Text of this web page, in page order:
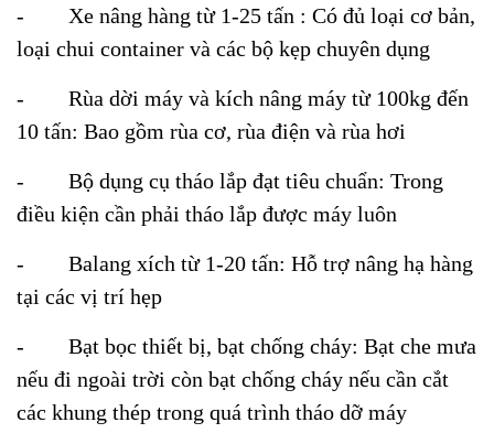
- Xe nâng hàng từ 1-25 tấn : Có đủ loại cơ bản,
loại chui container và các bộ kẹp chuyên dụng
- Rùa dời máy và kích nâng máy từ 100kg đến
10 tấn: Bao gồm rùa cơ, rùa điện và rùa hơi
- Bộ dụng cụ tháo lắp đạt tiêu chuẩn: Trong
điều kiện cần phải tháo lắp được máy luôn
- Balang xích từ 1-20 tấn: Hỗ trợ nâng hạ hàng
tại các vị trí hẹp
- Bạt bọc thiết bị, bạt chống cháy: Bạt che mưa
nếu đi ngoài trời còn bạt chống cháy nếu cần cắt
các khung thép trong quá trình tháo dỡ máy